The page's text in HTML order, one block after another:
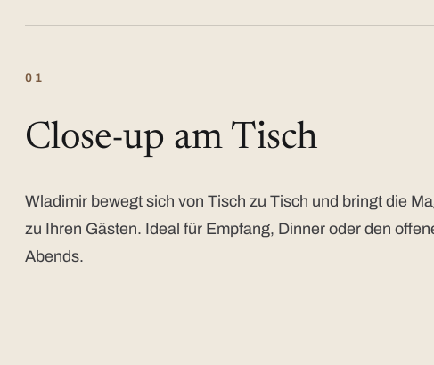
01
Close-up am Tisch
Wladimir bewegt sich von Tisch zu Tisch und bringt die
zu Ihren Gästen. Ideal für Empfang, Dinner oder den
Abends.